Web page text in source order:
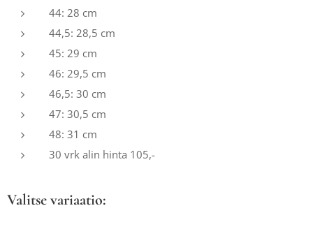
44: 28 cm
44,5: 28,5 cm
45: 29 cm
46: 29,5 cm
46,5: 30 cm
47: 30,5 cm
48: 31 cm
30 vrk alin hinta 105,-
Valitse variaatio: